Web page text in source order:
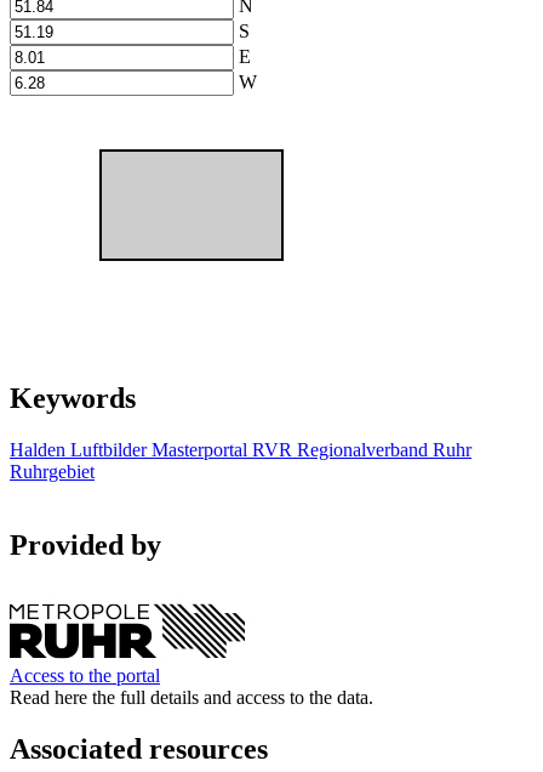
N
S
E
W
Keywords
Halden Luftbilder Masterportal RVR Regionalverband Ruhr
Ruhrgebiet
Provided by
Access to the portal
Read here the full details and access to the data.
Associated resources